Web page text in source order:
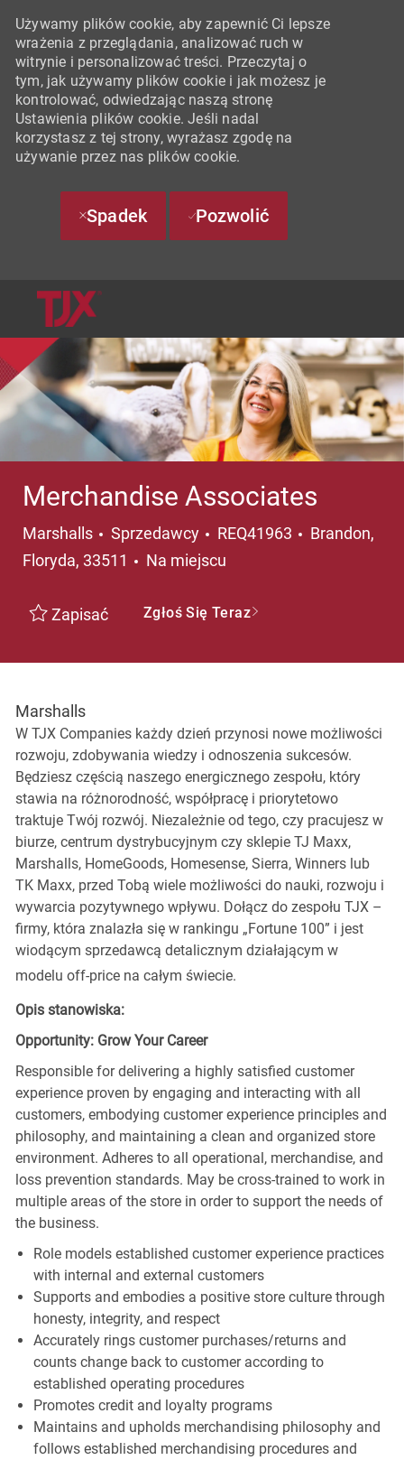
Używamy plików cookie, aby zapewnić Ci lepsze
wrażenia z przeglądania, analizować ruch w
witrynie i personalizować treści. Przeczytaj o
tym, jak używamy plików cookie i jak możesz je
kontrolować, odwiedzając naszą stronę
Ustawienia plików cookie. Jeśli nadal
korzystasz z tej strony, wyrażasz zgodę na
używanie przez nas plików cookie.
Spadek Pozwolić
Merchandise Associates
Marshalls Kategoria
Sprzedawcy REQ41963 Lokalizacja
Brandon,
Floryda, 33511
Na miejscu
Zapisać Zgłoś Się Teraz
Marshalls
W TJX Companies każdy dzień przynosi nowe możliwości
rozwoju, zdobywania wiedzy i odnoszenia sukcesów.
Będziesz częścią naszego energicznego zespołu, który
stawia na różnorodność, współpracę i priorytetowo
traktuje Twój rozwój. Niezależnie od tego, czy pracujesz w
biurze, centrum dystrybucyjnym czy sklepie TJ Maxx,
Marshalls, HomeGoods, Homesense, Sierra, Winners lub
TK Maxx, przed Tobą wiele możliwości do nauki, rozwoju i
wywarcia pozytywnego wpływu. Dołącz do zespołu TJX –
firmy, która znalazła się w rankingu „Fortune 100” i jest
wiodącym sprzedawcą detalicznym działającym w
modelu off-price na całym świecie.
Opis stanowiska:
Opportunity: Grow Your Career
Responsible for delivering a highly satisfied customer
experience proven by engaging and interacting with all
customers, embodying customer experience principles and
philosophy, and maintaining a clean and organized store
environment. Adheres to all operational, merchandise, and
loss prevention standards. May be cross-trained to work in
multiple areas of the store in order to support the needs of
the business.
Role models established customer experience practices
with internal and external customers
Supports and embodies a positive store culture through
honesty, integrity, and respect
Accurately rings customer purchases/returns and
counts change back to customer according to
established operating procedures
Promotes credit and loyalty programs
Maintains and upholds merchandising philosophy and
follows established merchandising procedures and